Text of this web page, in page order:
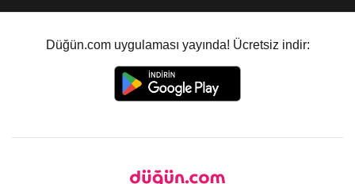
Düğün.com uygulaması yayında! Ücretsiz indir: